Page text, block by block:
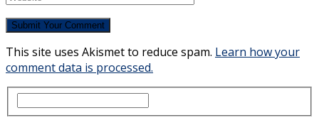
This site uses Akismet to reduce spam. Learn how your
comment data is processed.